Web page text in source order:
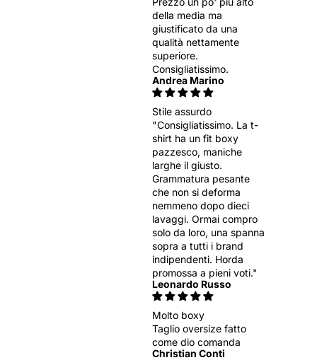
della media ma
giustificato da una
qualità nettamente
superiore.
Consigliatissimo.
Andrea Marino
Stile assurdo
"Consigliatissimo. La t-
shirt ha un fit boxy
pazzesco, maniche
larghe il giusto.
Grammatura pesante
che non si deforma
nemmeno dopo dieci
lavaggi. Ormai compro
solo da loro, una spanna
sopra a tutti i brand
indipendenti. Horda
promossa a pieni voti."
Leonardo Russo
Molto boxy
Taglio oversize fatto
come dio comanda
Christian Conti